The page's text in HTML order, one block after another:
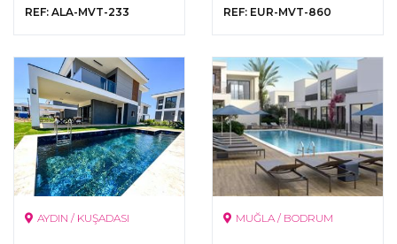
REF: ALA-MVT-233 REF: EUR-MVT-860
AYDIN / KUŞADASI MUĞLA / BODRUM